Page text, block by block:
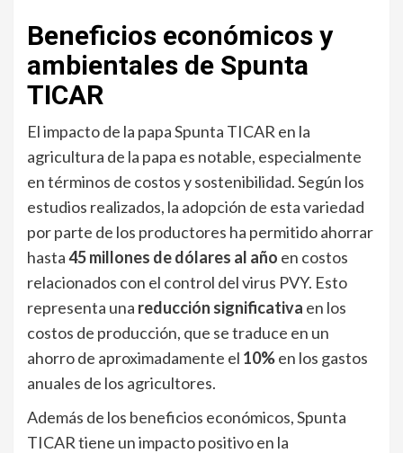
Beneficios económicos y
ambientales de Spunta
TICAR
El impacto de la papa Spunta TICAR en la
agricultura de la papa es notable, especialmente
en términos de costos y sostenibilidad. Según los
estudios realizados, la adopción de esta variedad
por parte de los productores ha permitido ahorrar
hasta45 millones de dólares al año en costos
relacionados con el control del virus PVY. Esto
representa una reducción significativa en los
costos de producción, que se traduce en un
ahorro de aproximadamente el 10%en los gastos
anuales de los agricultores.
Además de los beneficios económicos, Spunta
TICAR tiene un impacto positivo en la